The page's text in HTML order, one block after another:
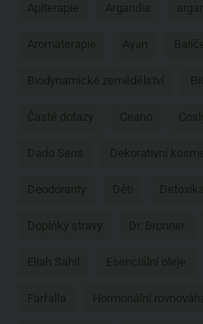
Apiterapie Argandia
Aromaterapie Ayan
Biodynamické zemědělství
Časté dotazy Ceano
Dado Sens Dekorativní
Deodoranty Děti
Doplňky stravy Dr. Bronner
Eliah Sahil Esenciální oleje
Farfalla Hormonální